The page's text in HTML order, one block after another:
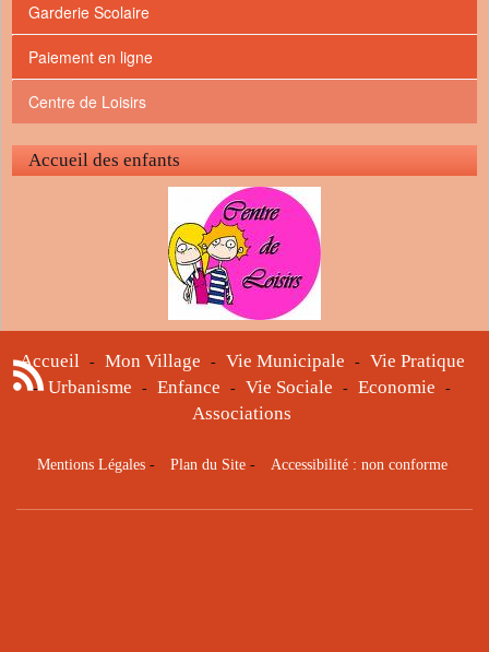
Garderie Scolaire
Paiement en ligne
Centre de Loisirs
Accueil des enfants
Accueil - Mon Village - Vie Municipale - Vie Pratique
- Urbanisme - Enfance - Vie Sociale - Economie -
Associations
Mentions Légales- Plan du Site- Accessibilité : non conforme